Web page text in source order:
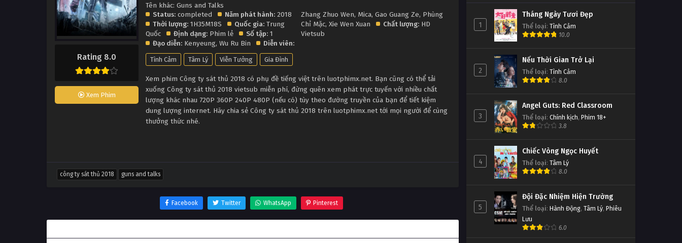
Rating 8.0
Xem Phim
Tên khác: Guns and Talks
Status: completed Năm phát hành: 2018
Thời lượng: 1H35M18S Quốc gia: Trung
Quốc
Định dạng: Phim lẻ Số tập: 1
Đạo diễn: Kenyeung, Wu Ru Bin Diễn viên:
Zhang Zhuo Wen, Mica, Gao Guang Ze, Phùng
Chỉ Mặc, Xie Wen Xuan Chất lượng:HD
Vietsub
Tình Cảm Tâm Lý Viễn Tưởng Gia Đình
Xem phim Công ty sát thủ 2018 có phụ đề tiếng việt trên luotphimx.net. Bạn cũng có thể tải
xuống Công ty sát thủ 2018 vietsub miễn phí, đừng quên xem phát trực tuyến với nhiều chất
lượng khác nhau 720P 360P 240P 480P (nếu có) tùy theo đường truyền của bạn để tiết kiệm
dung lượng internet. Hãy chia sẻ Công ty sát thủ 2018 trên luotphimx.net tới mọi người để cùng
thưởng thức nhé.
công ty sát thủ 2018 guns and talks
Facebook Twitter WhatsApp Pinterest
1
Tháng Ngày Tươi Đẹp
Thể loại: Tình Cảm
10.0
2
Nếu Thời Gian Trở Lại
Thể loại: Tình Cảm
8.0
3
Angel Guts: Red Classroom
Thể loại: Chính kịch, Phim 18+
3.8
4
Chiếc Vòng Ngọc Huyết
Thể loại: Tâm Lý
8.0
5
Đội Đặc Nhiệm Hiện Trường
Thể loại: Hành Động, Tâm Lý, Phiêu
Lưu
6.0